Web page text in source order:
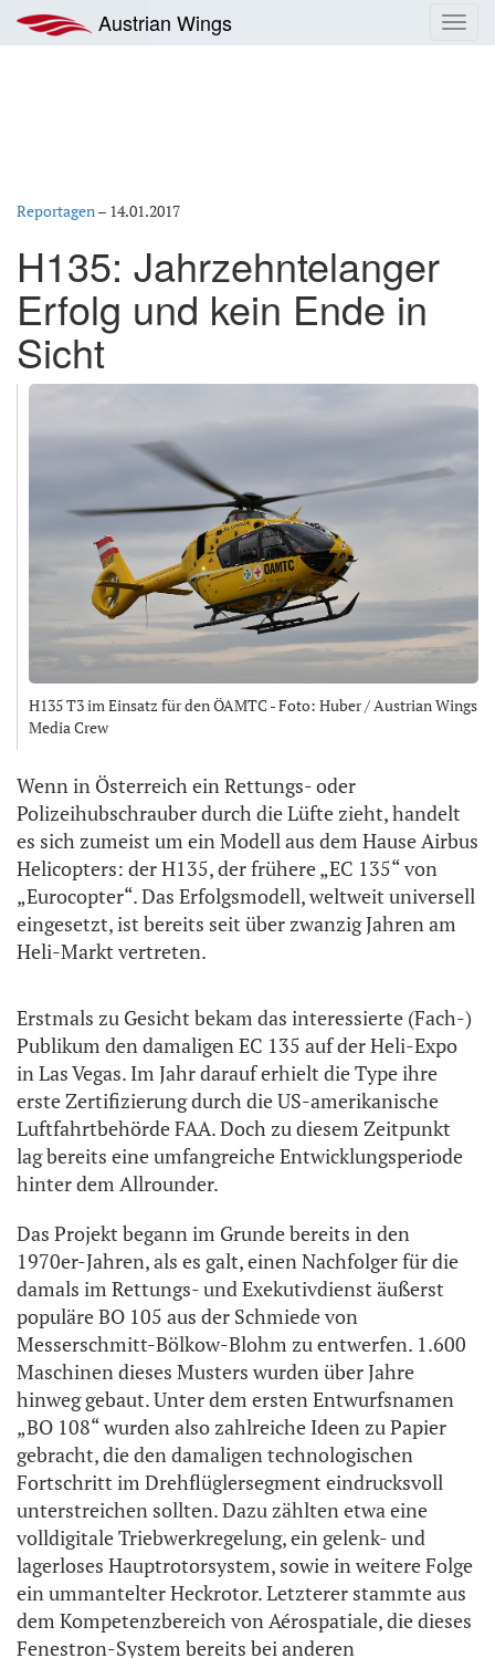
Inhalt
springen
Austrian Wings
Reportagen– 14.01.2017
H135: Jahrzehntelanger
Erfolg und kein Ende in
Sicht
H135 T3 im Einsatz für den ÖAMTC - Foto: Huber / Austrian Wings
Media Crew
Wenn in Österreich ein Rettungs- oder
Polizeihubschrauber durch die Lüfte zieht, handelt
es sich zumeist um ein Modell aus dem Hause Airbus
Helicopters: der H135, der frühere „EC 135“ von
„Eurocopter“. Das Erfolgsmodell, weltweit universell
eingesetzt, ist bereits seit über zwanzig Jahren am
Heli-Markt vertreten.
Erstmals zu Gesicht bekam das interessierte (Fach-)
Publikum den damaligen EC 135 auf der Heli-Expo
in Las Vegas. Im Jahr darauf erhielt die Type ihre
erste Zertifizierung durch die US-amerikanische
Luftfahrtbehörde FAA. Doch zu diesem Zeitpunkt
lag bereits eine umfangreiche Entwicklungsperiode
hinter dem Allrounder.
Das Projekt begann im Grunde bereits in den
1970er-Jahren, als es galt, einen Nachfolger für die
damals im Rettungs- und Exekutivdienst äußerst
populäre BO 105 aus der Schmiede von
Messerschmitt-Bölkow-Blohm zu entwerfen. 1.600
Maschinen dieses Musters wurden über Jahre
hinweg gebaut. Unter dem ersten Entwurfsnamen
„BO 108“ wurden also zahlreiche Ideen zu Papier
gebracht, die den damaligen technologischen
Fortschritt im Drehflüglersegment eindrucksvoll
unterstreichen sollten. Dazu zählten etwa eine
volldigitale Triebwerkregelung, ein gelenk- und
lagerloses Hauptrotorsystem, sowie in weitere Folge
ein ummantelter Heckrotor. Letzterer stammte aus
dem Kompetenzbereich von Aérospatiale, die dieses
Fenestron-System bereits bei anderen